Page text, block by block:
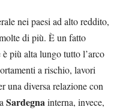
nei paesi ad alto reddito,
di più. È un fatto
più alta lungo tutto l’arco
a rischio, lavori
una diversa relazione con
Sardegnainterna, invece,